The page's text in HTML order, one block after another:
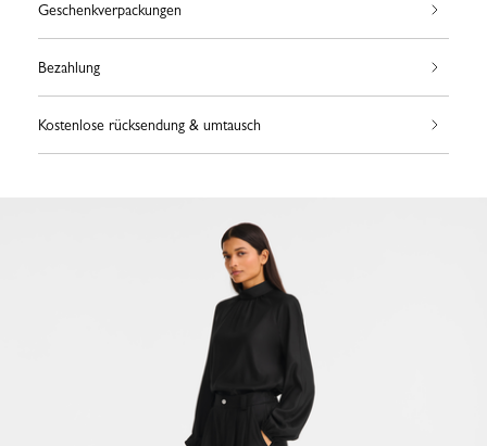
Geschenkverpackungen
Bezahlung
Kostenlose rücksendung & umtausch